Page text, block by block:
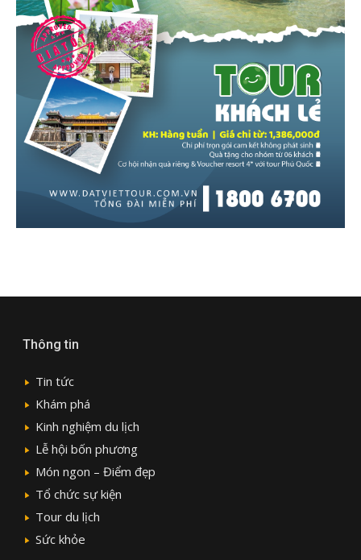
Thông tin
Tin tức
Khám phá
Kinh nghiệm du lịch
Lễ hội bốn phương
Món ngon – Điểm đẹp
Tổ chức sự kiện
Tour du lịch
Sức khỏe